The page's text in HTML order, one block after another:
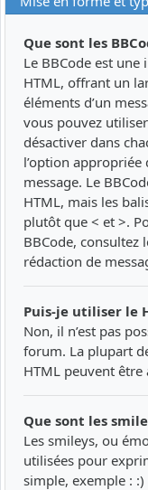
Que sont les
Le BBCode est
HTML, offrant un
éléments d’un
vous pouvez
désactiver dans
l’option
message. Le
HTML, mais les
plutôt que < et >.
BBCode, consultez
rédaction de
Puis-je utiliser le
Non, il n’est pas
forum. La plupart
HTML peuvent être
Que sont les
Les smileys, ou
utilisées pour
simple, exemple :